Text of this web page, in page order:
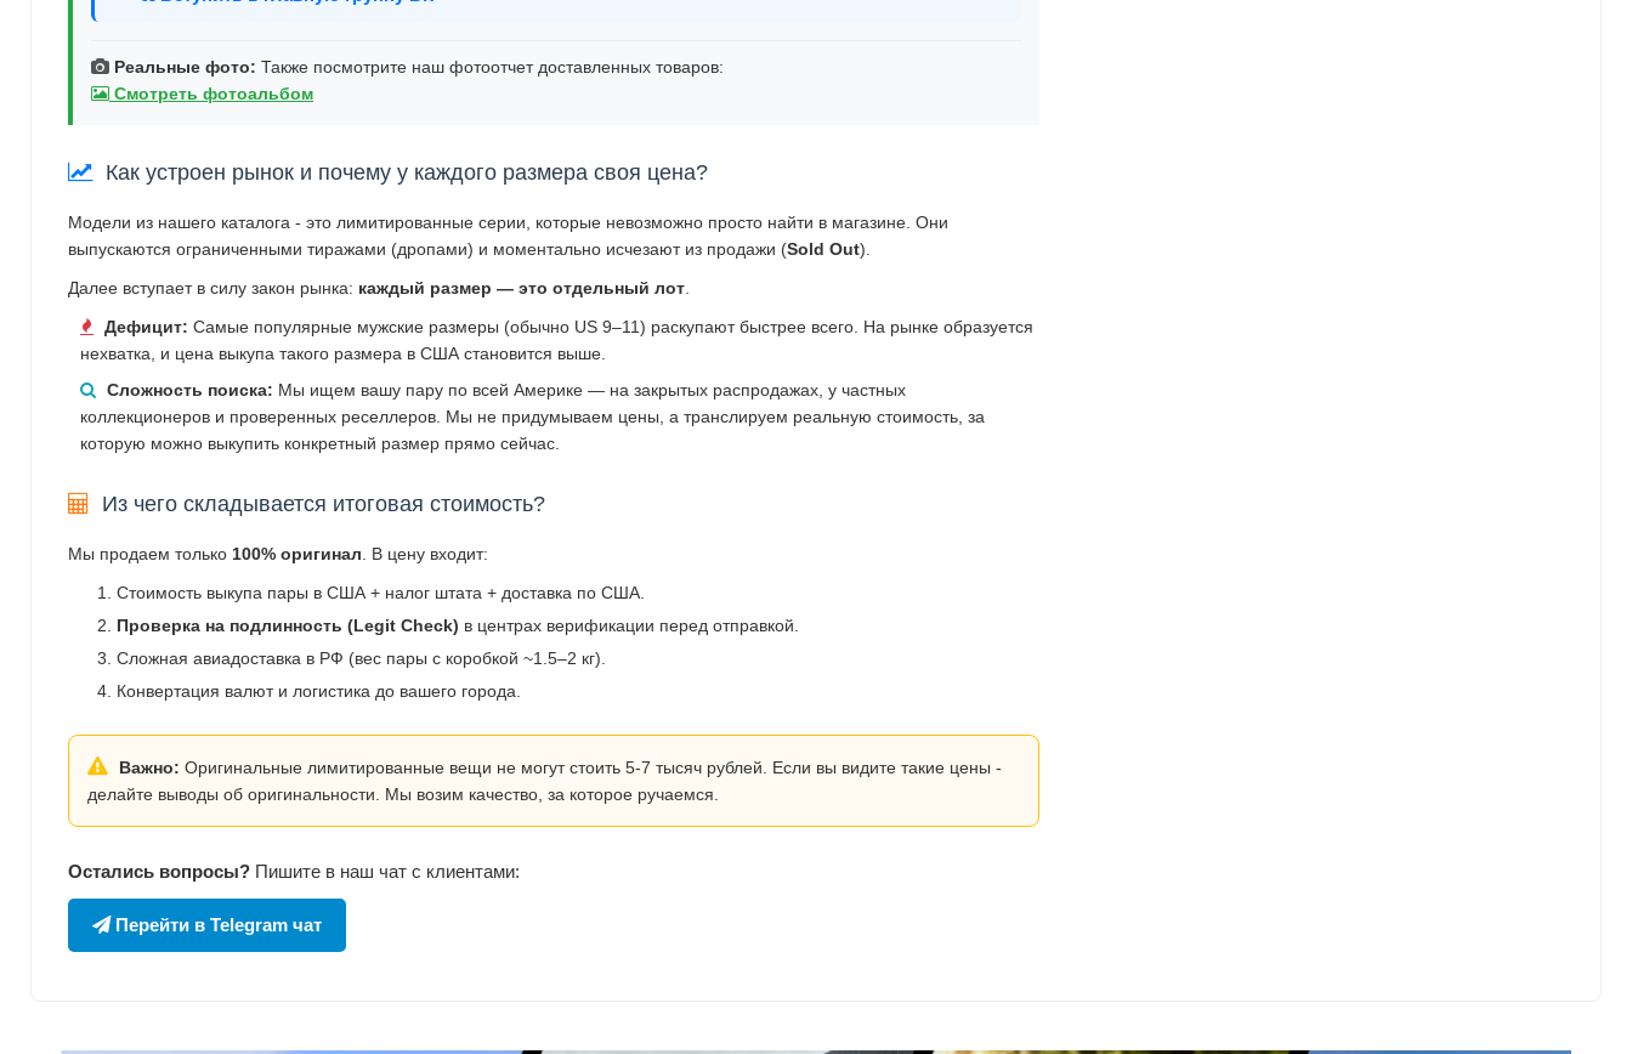
Реальные фото: Также посмотрите наш фотоотчет доставленных товаров:
Смотреть фотоальбом
Как устроен рынок и почему у каждого размера своя цена?
Модели из нашего каталога - это лимитированные серии, которые невозможно просто найти в магазине. Они
выпускаются ограниченными тиражами (дропами) и моментально исчезают из продажи (Sold Out).
Далее вступает в силу закон рынка: каждый размер — это отдельный лот
Дефицит: Самые популярные мужские размеры (обычно US 9–11) раскупают быстрее всего. На рынке образуется
нехватка, и цена выкупа такого размера в США становится выше.
Сложность поиска: Мы ищем вашу пару по всей Америке — на закрытых распродажах, у частных
коллекционеров и проверенных реселлеров. Мы не придумываем цены, а транслируем реальную стоимость, за
которую можно выкупить конкретный размер прямо сейчас.
Из чего складывается итоговая стоимость?
Мы продаем только 100% оригинал . В цену входит:
Стоимость выкупа пары в США + налог штата + доставка по США.
Проверка на подлинность (Legit Check) в центрах верификации перед отправкой.
Сложная авиадоставка в РФ (вес пары с коробкой ~1.5–2 кг).
Конвертация валют и логистика до вашего города.
Важно: Оригинальные лимитированные вещи не могут стоить 5-7 тысяч рублей. Если вы видите такие цены -
делайте выводы об оригинальности. Мы возим качество, за которое ручаемся.
Остались вопросы? Пишите в наш чат с клиентами:
Перейти в Telegram чат